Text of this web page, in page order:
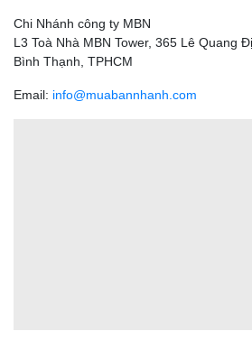
Chi Nhánh công ty MBN
L3 Toà Nhà MBN Tower, 365 Lê Quang
Bình Thạnh, TPHCM
Email: info@muabannhanh.com